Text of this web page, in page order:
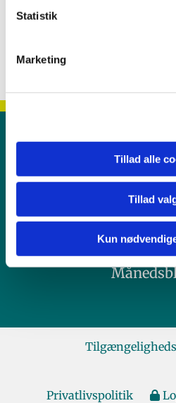
Statistik
Marketing
Tillad alle
Tillad
Kun
velkomne.
Tal med
Privatlivspolitik